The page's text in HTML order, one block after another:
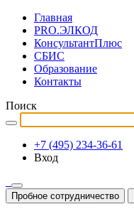
Главная
PRO.ЭЛКОД
КонсультантПлюс
СБИС
Образование
Контакты
Поиск
+7 (495) 234-36-61
Вход
Пробное сотрудничество